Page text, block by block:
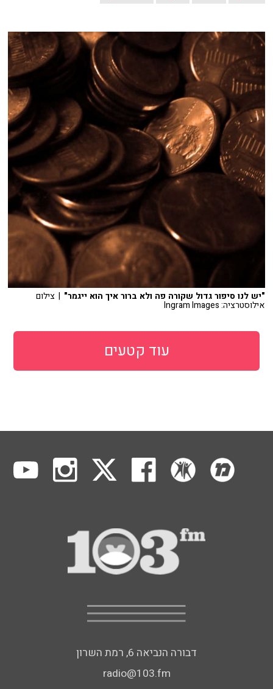
"יש לנו סיפור גדול שקורה פה ולא ברור איך הוא ייגמר" | צילום
אילוסטרציה: Ingram Images
עוד קטעים
דבורה הנביאה 6, רמת השרון
radio@103.fm